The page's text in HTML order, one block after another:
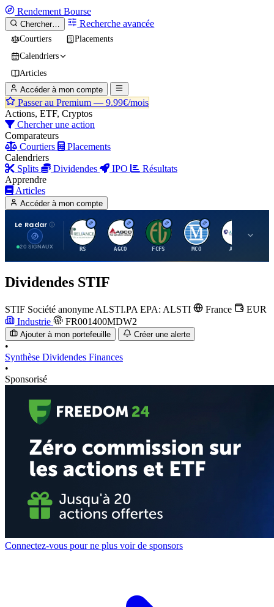
Rendement Bourse
Chercher… Recherche avancée
Courtiers
Placements
Calendriers
Articles
Accéder à mon compte
Passer au Premium — 9.99€/mois
Actions, ETF, Cryptos
Chercher une action
Comparateurs
Courtiers
Placements
Calendriers
Splits
Dividendes IPO
Résultats
Apprendre
Articles
Accéder à mon compte
Le Radar
20 SIGNAUX
R
RS
A
AGCO
F
FCFS
M
MCO
A
AIT
Dividendes STIF
STIF Société anonyme ALSTI.PA EPA: ALSTI France
EUR
Industrie
FR001400MDW2
Ajouter à mon portefeuille Créer une alerte
•
Synthèse Dividendes Finances
•
Sponsorisé
Connectez-vous pour ne plus voir de sponsors